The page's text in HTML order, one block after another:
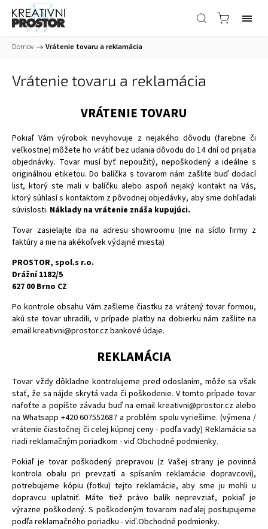
Domov / Vrátenie tovaru a reklamácia
Vrátenie tovaru a reklamácia
VRÁTENIE TOVARU
Pokiaľ Vám výrobok nevyhovuje z nejakého dôvodu (farebne či
veľkostne) môžete ho vrátiť bez udania dôvodu do 14 dní od prijatia
objednávky. Tovar musí byť nepoužitý, nepoškodený a ideálne s
originálnou etiketou. Do balíčka s tovarom nám zašlite buď dodací
list, ktorý ste mali v balíčku alebo aspoň nejaký kontakt na Vás,
ktorý súhlasí s kontaktom z pôvodnej objedávky, aby sme dohľadali
súvislosti. Náklady na vrátenie znáša kupujúci.
Tovar zasielajte iba na adresu showroomu (nie na sídlo firmy z
faktúry a nie na akékoľvek výdajné miesta)
PROSTOR, spol.s r.o.
Drážní 1182/5
627 00 Brno CZ
Po kontrole obsahu Vám zašleme čiastku za vrátený tovar formou,
akú ste tovar uhradili, v prípade platby na dobierku nám zašlite na
emailkreativni@prostor.czbankové údaje.
REKLAMÁCIA
Tovar vždy dôkladne kontrolujeme pred odoslaním, môže sa však
stať, že sa nájde skrytá vada či poškodenie. V tomto prípade tovar
nafoťte a popíšte závadu buď na email kreativni@prostor.cz alebo
na Whatsapp +420 607552687 a problém spolu vyriešime. (výmena /
vrátenie čiastočnej či celej kúpnej ceny - podľa vady) Reklamácia sa
riadi reklamačným poriadkom - viď.Obchodné podmienky.
Pokiaľ je tovar poškodený prepravou (z Vašej strany je povinná
kontrola obalu pri prevzatí a spísaním reklamácie dopravcovi),
potrebujeme kópiu (fotku) tejto reklamácie, aby sme ju mohli u
dopravcu uplatniť. Máte tiež právo balík neprevziať, pokiaľ je
výrazne poškodený. S poškodeným tovarom naďalej postupujeme
podľa reklamačného poriadku - viď.Obchodné podmienky.